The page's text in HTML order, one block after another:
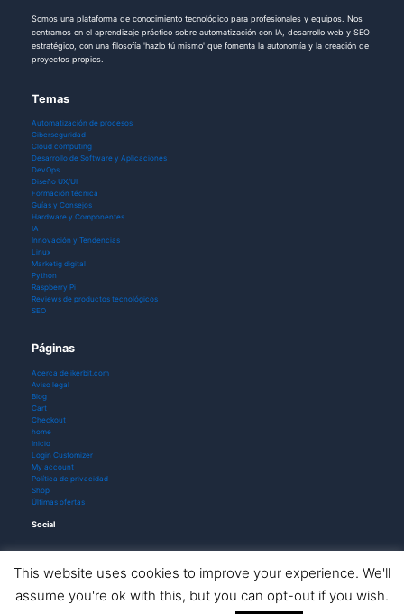
Somos una plataforma de conocimiento tecnológico para profesionales y equipos. Nos
centramos en el aprendizaje práctico sobre automatización con IA, desarrollo web y SEO
estratégico, con una filosofía 'hazlo tú mismo' que fomenta la autonomía y la creación de
proyectos propios.
Temas
Automatización de procesos
Ciberseguridad
Cloud computing
Desarrollo de Software y Aplicaciones
DevOps
Diseño UX/UI
Formación técnica
Guías y Consejos
Hardware y Componentes
IA
Innovación y Tendencias
Linux
Marketig digital
Python
Raspberry Pi
Reviews de productos tecnológicos
SEO
Páginas
Acerca de ikerbit.com
Aviso legal
Blog
Cart
Checkout
home
Inicio
Login Customizer
My account
Política de privacidad
Shop
Últimas ofertas
Social
Todos los derechos © 2026 ikerbit |Aviso de afiliación
This website uses cookies to improve your experience. We'll
assume you're ok with this, but you can opt-out if you wish.